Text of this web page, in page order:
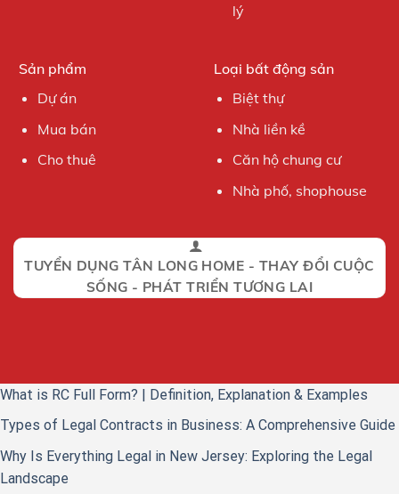
lý
Sản phẩm
Dự án
Mua bán
Cho thuê
Loại bất động sản
Biệt thự
Nhà liền kề
Căn hộ chung cư
Nhà phố, shophouse
TUYỂN DỤNG TÂN LONG HOME - THAY ĐỔI CUỘC
SỐNG - PHÁT TRIỂN TƯƠNG LAI
What is RC Full Form? | Definition, Explanation & Examples
Types of Legal Contracts in Business: A Comprehensive Guide
Why Is Everything Legal in New Jersey: Exploring the Legal
Landscape